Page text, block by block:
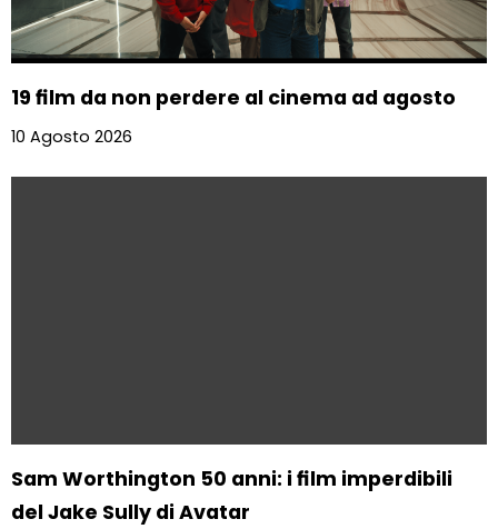
19 film da non perdere al cinema ad agosto
10 Agosto 2026
Sam Worthington 50 anni: i film imperdibili
del Jake Sully di Avatar